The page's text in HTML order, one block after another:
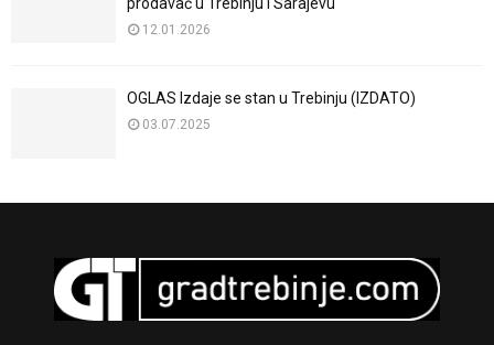
12.01.2026
OGLAS Izdaje se stan u Trebinju (IZDATO)
03.07.2025